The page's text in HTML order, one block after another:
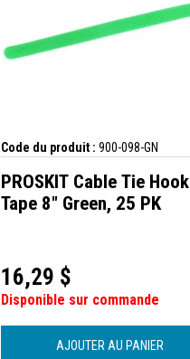
Code du produit : 900-098-GN
PROSKIT Cable Tie Hook
Tape 8" Green, 25 PK
16,29 $
Disponible sur commande
AJOUTER AU PANIER